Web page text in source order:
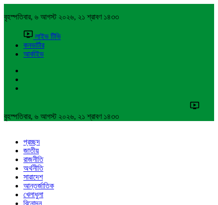
বৃহস্পতিবার, ৬ আগস্ট ২০২৬, ২১ শ্রাবণ ১৪৩৩
লাইভ টিভি
কনভার্টার
আর্কাইভ
বৃহস্পতিবার, ৬ আগস্ট ২০২৬, ২১ শ্রাবণ ১৪৩৩
প্রচ্ছদ
জাতীয়
রাজনীতি
অর্থনীতি
সারাদেশ
আন্তর্জাতিক
খেলাধুলা
বিনোদন